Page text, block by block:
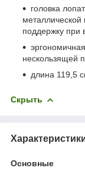
головка
металлической
поддержку при
нескользящей
длина 119,5
Скрыть
Основные